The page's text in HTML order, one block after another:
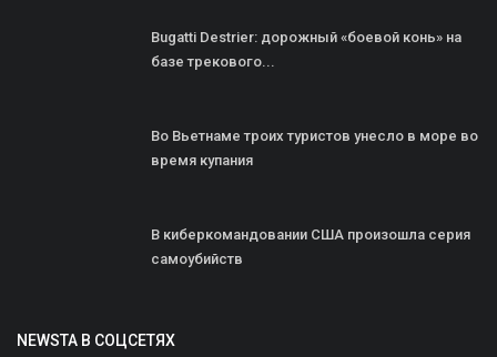
Bugatti Destrier: дорожный «боевой конь» на
базе трекового...
Во Вьетнаме троих туристов унесло в море во
время купания
В киберкомандовании США произошла серия
самоубийств
NEWSTA В СОЦСЕТЯХ